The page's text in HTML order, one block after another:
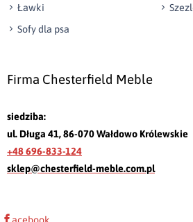
Ławki
Sofy dla psa
Firma Chesterfield Meble
siedziba:
ul. Długa 41, 86-070 Wałdowo Królewskie
+48 696-833-124
sklep@chesterfield-meble.com.pl
acebook